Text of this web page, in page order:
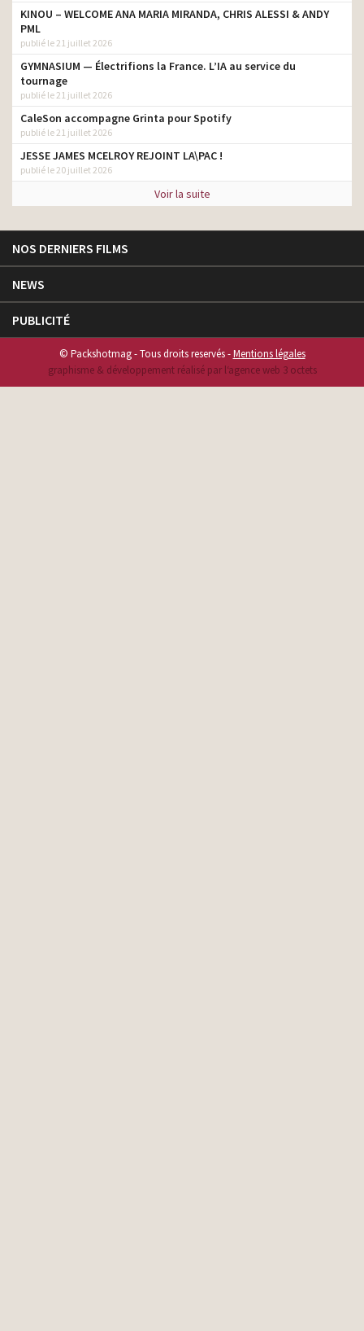
KINOU – WELCOME ANA MARIA MIRANDA, CHRIS ALESSI & ANDY
PML
publié le 21 juillet 2026
GYMNASIUM — Électrifions la France. L’IA au service du
tournage
publié le 21 juillet 2026
CaleSon accompagne Grinta pour Spotify
publié le 21 juillet 2026
JESSE JAMES MCELROY REJOINT LA\PAC !
publié le 20 juillet 2026
Voir la suite
NOS DERNIERS FILMS
NEWS
PUBLICITÉ
© Packshotmag - Tous droits reservés -Mentions légales
graphisme & développement réalisé par l‘agence web 3 octets